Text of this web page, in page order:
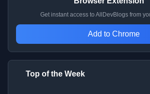
Get instant access to AllDevBlogs from
Add to Chrome
Top of the Week